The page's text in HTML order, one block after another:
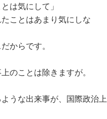
は気にして」
たことはあまり気にしな
からです。
のことは除きますが。
うな出来事が、国際政治